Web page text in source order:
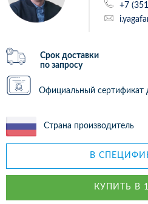
+7
Срок доставки
по запросу
Официальный сертификат
Страна производитель
В
КУПИТЬ В